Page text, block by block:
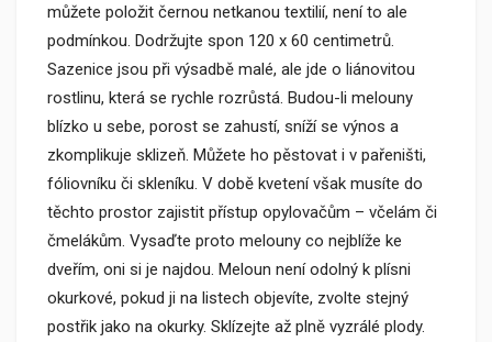
můžete položit černou netkanou textilií, není to ale
podmínkou. Dodržujte spon 120 x 60 centimetrů.
Sazenice jsou při výsadbě malé, ale jde o liánovitou
rostlinu, která se rychle rozrůstá. Budou-li melouny
blízko u sebe, porost se zahustí, sníží se výnos a
zkomplikuje sklizeň. Můžete ho pěstovat i v pařeništi,
fóliovníku či skleníku. V době kvetení však musíte do
těchto prostor zajistit přístup opylovačům – včelám či
čmelákům. Vysaďte proto melouny co nejblíže ke
dveřím, oni si je najdou. Meloun není odolný k plísni
okurkové, pokud ji na listech objevíte, zvolte stejný
postřik jako na okurky. Sklízejte až plně vyzrálé plody.